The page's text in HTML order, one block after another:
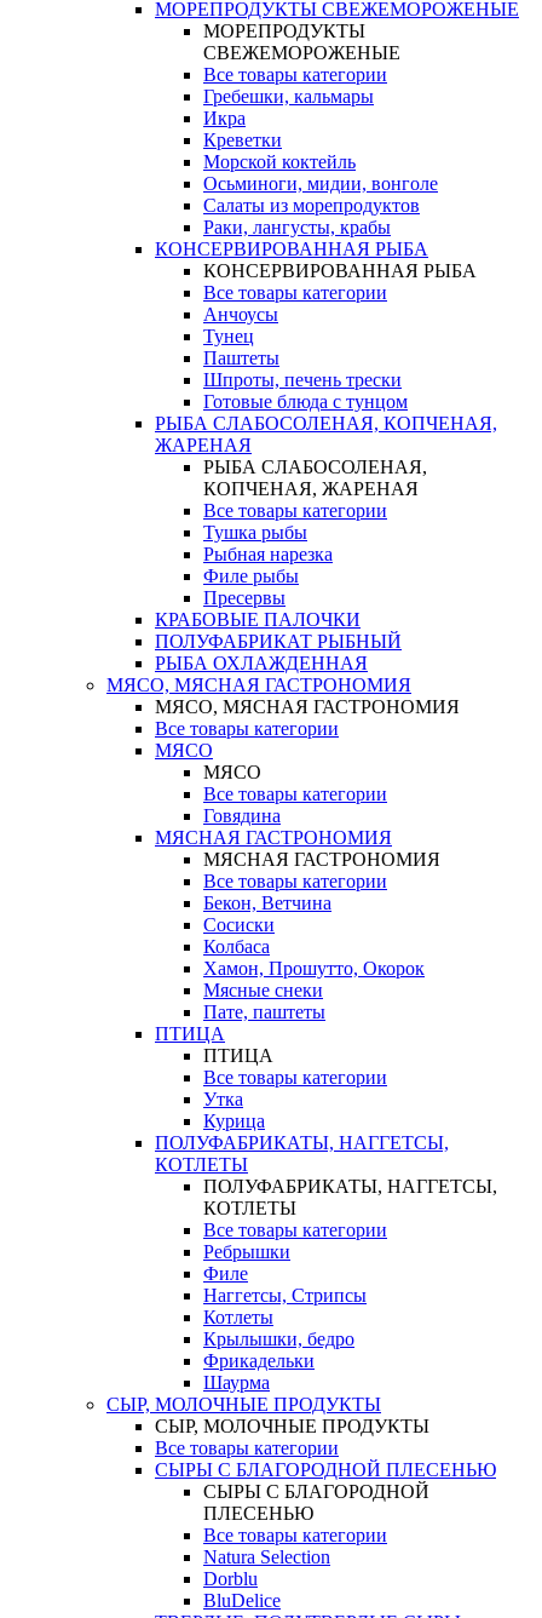
МОРЕПРОДУКТЫ СВЕЖЕМОРОЖЕНЫЕ
МОРЕПРОДУКТЫ
СВЕЖЕМОРОЖЕНЫЕ
Все товары категории
Гребешки, кальмары
Икра
Креветки
Морской коктейль
Осьминоги, мидии, вонголе
Салаты из морепродуктов
Раки, лангусты, крабы
КОНСЕРВИРОВАННАЯ РЫБА
КОНСЕРВИРОВАННАЯ РЫБА
Все товары категории
Анчоусы
Тунец
Паштеты
Шпроты, печень трески
Готовые блюда с тунцом
РЫБА СЛАБОСОЛЕНАЯ, КОПЧЕНАЯ,
ЖАРЕНАЯ
РЫБА СЛАБОСОЛЕНАЯ,
КОПЧЕНАЯ, ЖАРЕНАЯ
Все товары категории
Тушка рыбы
Рыбная нарезка
Филе рыбы
Пресервы
КРАБОВЫЕ ПАЛОЧКИ
ПОЛУФАБРИКАТ РЫБНЫЙ
РЫБА ОХЛАЖДЕННАЯ
МЯСО, МЯСНАЯ ГАСТРОНОМИЯ
МЯСО, МЯСНАЯ ГАСТРОНОМИЯ
Все товары категории
МЯСО
МЯСО
Все товары категории
Говядина
МЯСНАЯ ГАСТРОНОМИЯ
МЯСНАЯ ГАСТРОНОМИЯ
Все товары категории
Бекон, Ветчина
Сосиски
Колбаса
Хамон, Прошутто, Окорок
Мясные снеки
Пате, паштеты
ПТИЦА
ПТИЦА
Все товары категории
Утка
Курица
ПОЛУФАБРИКАТЫ, НАГГЕТСЫ,
КОТЛЕТЫ
ПОЛУФАБРИКАТЫ, НАГГЕТСЫ,
КОТЛЕТЫ
Все товары категории
Ребрышки
Филе
Наггетсы, Стрипсы
Котлеты
Крылышки, бедро
Фрикадельки
Шаурма
СЫР, МОЛОЧНЫЕ ПРОДУКТЫ
СЫР, МОЛОЧНЫЕ ПРОДУКТЫ
Все товары категории
СЫРЫ С БЛАГОРОДНОЙ ПЛЕСЕНЬЮ
СЫРЫ С БЛАГОРОДНОЙ
ПЛЕСЕНЬЮ
Все товары категории
Natura Selection
Dorblu
BluDelice